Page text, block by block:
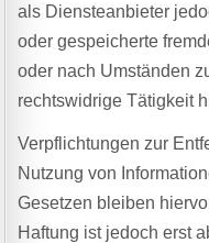
als Diensteanbieter
oder gespeicherte
oder nach Umständen
rechtswidrige Tätigkeit
Verpflichtungen zur
Nutzung von
Gesetzen bleiben
Haftung ist jedoch erst